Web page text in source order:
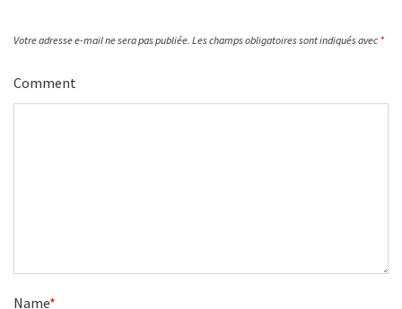
Votre adresse e-mail ne sera pas publiée. Les champs obligatoires sont indiqués avec *
Comment
Name*